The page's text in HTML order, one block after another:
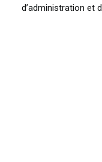
d’administration et